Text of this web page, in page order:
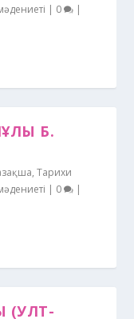
| 0 |
Б.
,Тарихи
| 0 |
(УЛТ-